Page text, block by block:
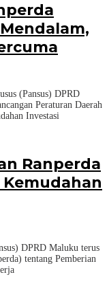
(Pansus) DPRD
Peraturan Daerah
Investasi
Ranperda
DPRD Maluku terus
tentang Pemberian